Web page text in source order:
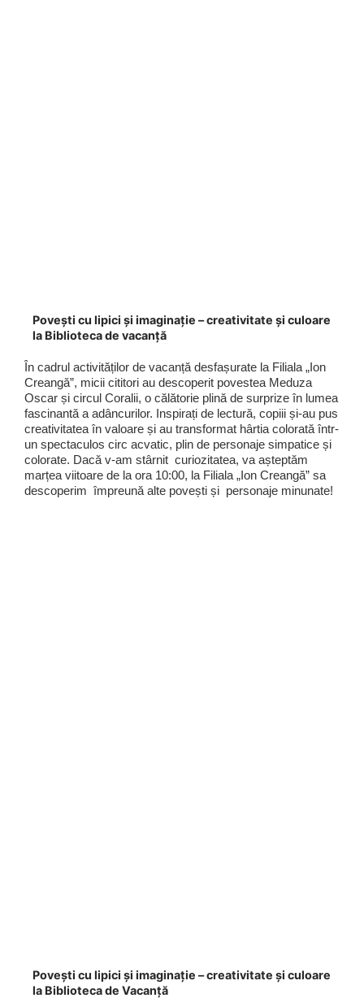
Povești cu lipici și imaginație – creativitate și culoare
la Biblioteca de vacanță
În cadrul activităților de vacanță desfașurate la Filiala „Ion
Creangă”, micii cititori au descoperit povestea Meduza
Oscar și circul Coralii, o călătorie plină de surprize în lumea
fascinantă a adâncurilor. Inspirați de lectură, copiii și-au pus
creativitatea în valoare și au transformat hârtia colorată într-
un spectaculos circ acvatic, plin de personaje simpatice și
colorate. Dacă v-am stârnit curiozitatea, va așteptăm
marțea viitoare de la ora 10:00, la Filiala „Ion Creangă” sa
descoperim împreună alte povești și personaje minunate!
Povești cu lipici și imaginație – creativitate și culoare
la Biblioteca de Vacanță